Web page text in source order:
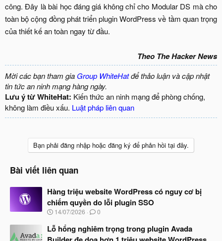
công. Đây là bài học đáng giá không chỉ cho Modular DS mà cho
toàn bộ cộng đồng phát triển plugin WordPress về tầm quan trọng
của thiết kế an toàn ngay từ đầu.​
Theo The Hacker News
Mời các bạn tham gia Group WhiteHatđể thảo luận và cập nhật
tin tức an ninh mạng hàng ngày.
Lưu ý từ WhiteHat: Kiến thức an ninh mạng để phòng chống,
không làm điều xấu. Luật pháp liên quan
Bạn phải đăng nhập hoặc đăng ký để phản hồi tại đây.
Bài viết liên quan
Hàng triệu website WordPress có nguy cơ bị
chiếm quyền do lỗi plugin SSO
N
à
14/07/2026 0
Lỗ hổng nghiêm trọng trong plugin Avada